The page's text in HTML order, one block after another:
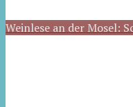
Weinlese an der Mosel: